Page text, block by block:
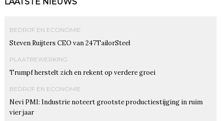
LAATSTE NIEUWS
BEDRIJF EN ECONOMIE
Steven Ruijters CEO van 247TailorSteel
PLAATBEWERKING
Trumpf herstelt zich en rekent op verdere groei
BEDRIJF EN ECONOMIE
Nevi PMI: Industrie noteert grootste productiestijging in ruim
vier jaar